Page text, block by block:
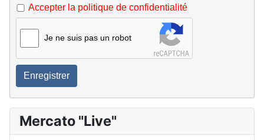
Accepter la politique de confidentialité
Je ne suis pas un robot
Enregistrer
Mercato "Live"